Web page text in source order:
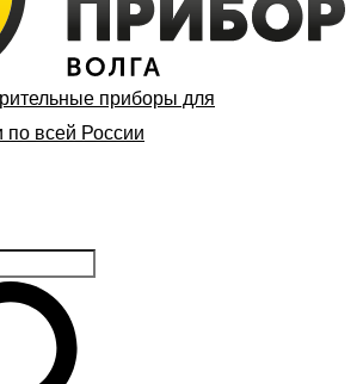
приборы для
всей России